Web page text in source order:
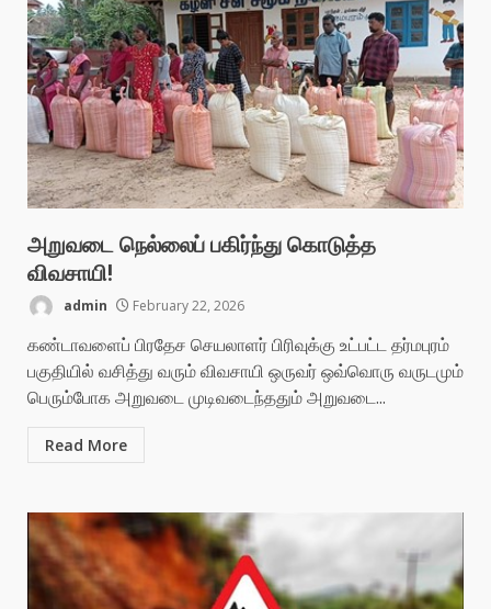
அறுவடை நெல்லைப் பகிர்ந்து கொடுத்த
விவசாயி!
admin February 22, 2026
கண்டாவளைப் பிரதேச செயலாளர் பிரிவுக்கு உட்பட்ட தர்மபுரம்
பகுதியில் வசித்து வரும் விவசாயி ஒருவர் ஒவ்வொரு வருடமும்
பெரும்போக அறுவடை முடிவடைந்ததும் அறுவடை...
Read More